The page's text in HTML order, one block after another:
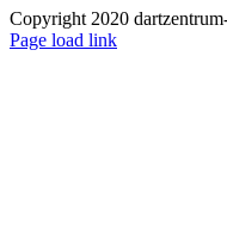
auf
der
Produktseite
Copyright 2020
Facebook
Instagram
YouTube
Page load link